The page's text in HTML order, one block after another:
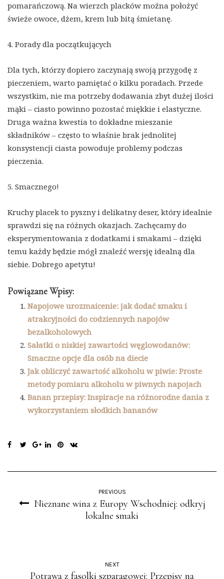
pomarańczową. Na wierzch placków można położyć
świeże owoce, dżem, krem lub bitą śmietanę.
4. Porady dla początkujących
Dla tych, którzy dopiero zaczynają swoją przygodę z
pieczeniem, warto pamiętać o kilku poradach. Przede
wszystkim, nie ma potrzeby dodawania zbyt dużej ilości
mąki – ciasto powinno pozostać miękkie i elastyczne.
Druga ważna kwestia to dokładne mieszanie
składników – często to właśnie brak jednolitej
konsystencji ciasta powoduje problemy podczas
pieczenia.
5. Smacznego!
Kruchy placek to pyszny i delikatny deser, który idealnie
sprawdzi się na różnych okazjach. Zachęcamy do
eksperymentowania z dodatkami i smakami – dzięki
temu każdy będzie mógł znaleźć wersję idealną dla
siebie. Dobrego apetytu!
Powiązane Wpisy:
Napojowe urozmaicenie: jak dodać smaku i
atrakcyjności do codziennych napojów
bezalkoholowych
Sałatki o niskiej zawartości węglowodanów:
Smaczne opcje dla osób na diecie
Jak obliczyć zawartość alkoholu w piwie: Proste
metody pomiaru alkoholu w piwnych napojach
Banan przepisy: Inspiracje na różnorodne dania z
wykorzystaniem słodkich bananów
PREVIOUS
Nieznane wina z Europy Wschodniej: odkryj
lokalne smaki
NEXT
Potrawa z fasolki szparagowej: Przepisy na